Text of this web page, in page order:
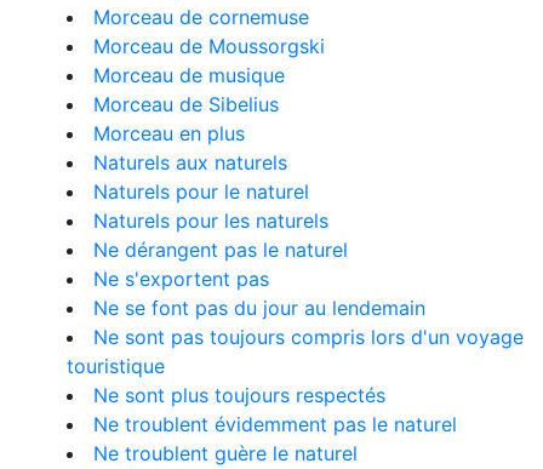
Morceau de cornemuse
Morceau de Moussorgski
Morceau de musique
Morceau de Sibelius
Morceau en plus
Naturels aux naturels
Naturels pour le naturel
Naturels pour les naturels
Ne dérangent pas le naturel
Ne s'exportent pas
Ne se font pas du jour au lendemain
Ne sont pas toujours compris lors d'un voyage
touristique
Ne sont plus toujours respectés
Ne troublent évidemment pas le naturel
Ne troublent guère le naturel